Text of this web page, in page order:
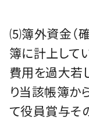
⑸簿外資金（
簿に計上して
費用を過大若
り当該帳簿か
て役員賞与そ